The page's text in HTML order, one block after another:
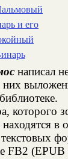
и его
написал
них
которого
находятся
FB2